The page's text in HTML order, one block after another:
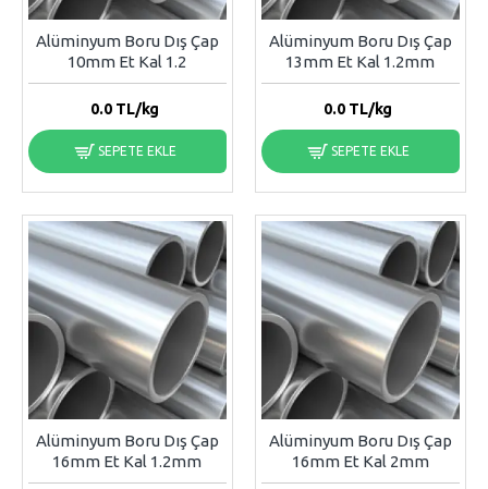
Alüminyum Boru Dış Çap
10mm Et Kal 1.2
0.0TL/kg
SEPETE EKLE
Alüminyum Boru Dış Çap
13mm Et Kal 1.2mm
0.0TL/kg
SEPETE EKLE
Alüminyum Boru Dış Çap
16mm Et Kal 1.2mm
Alüminyum Boru Dış Çap
16mm Et Kal 2mm